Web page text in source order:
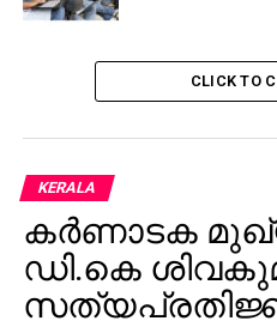
CLICK TO
KERALA
കര്‍ണാടക
ഡി.കെ